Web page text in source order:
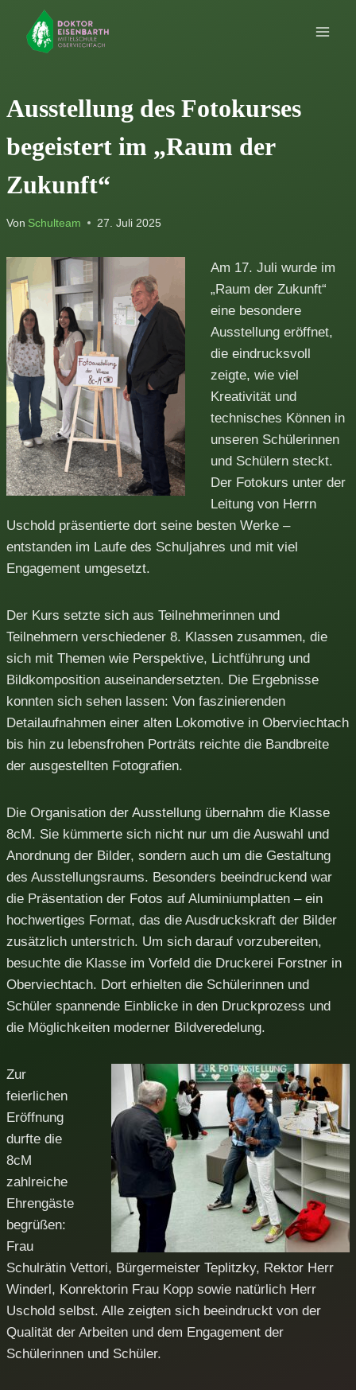
Inhalt
springen
Ausstellung des Fotokurses
begeistert im „Raum der
Zukunft“
Von Schulteam 27. Juli 2025
Am 17. Juli wurde im
„Raum der Zukunft“
eine besondere
Ausstellung eröffnet,
die eindrucksvoll
zeigte, wie viel
Kreativität und
technisches Können in
unseren Schülerinnen
und Schülern steckt.
Der Fotokurs unter der
Leitung von Herrn
Uschold präsentierte dort seine besten Werke –
entstanden im Laufe des Schuljahres und mit viel
Engagement umgesetzt.
Der Kurs setzte sich aus Teilnehmerinnen und
Teilnehmern verschiedener 8. Klassen zusammen, die
sich mit Themen wie Perspektive, Lichtführung und
Bildkomposition auseinandersetzten. Die Ergebnisse
konnten sich sehen lassen: Von faszinierenden
Detailaufnahmen einer alten Lokomotive in Oberviechtach
bis hin zu lebensfrohen Porträts reichte die Bandbreite
der ausgestellten Fotografien.
Die Organisation der Ausstellung übernahm die Klasse
8cM. Sie kümmerte sich nicht nur um die Auswahl und
Anordnung der Bilder, sondern auch um die Gestaltung
des Ausstellungsraums. Besonders beeindruckend war
die Präsentation der Fotos auf Aluminiumplatten – ein
hochwertiges Format, das die Ausdruckskraft der Bilder
zusätzlich unterstrich. Um sich darauf vorzubereiten,
besuchte die Klasse im Vorfeld die Druckerei Forstner in
Oberviechtach. Dort erhielten die Schülerinnen und
Schüler spannende Einblicke in den Druckprozess und
die Möglichkeiten moderner Bildveredelung.
Zur
feierlichen
Eröffnung
durfte die
8cM
zahlreiche
Ehrengäste
begrüßen:
Frau
Schulrätin Vettori, Bürgermeister Teplitzky, Rektor Herr
Winderl, Konrektorin Frau Kopp sowie natürlich Herr
Uschold selbst. Alle zeigten sich beeindruckt von der
Qualität der Arbeiten und dem Engagement der
Schülerinnen und Schüler.